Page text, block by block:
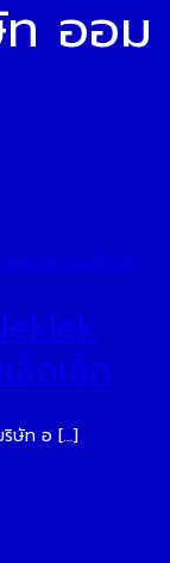
ออม
ล็กเล็ก
ริษัท อ […]